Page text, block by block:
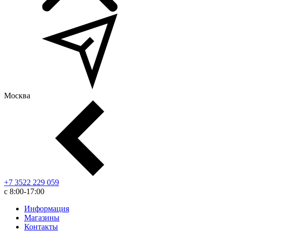
Москва
+7 3522 229 059
с 8:00-17:00
Информация
Магазины
Контакты